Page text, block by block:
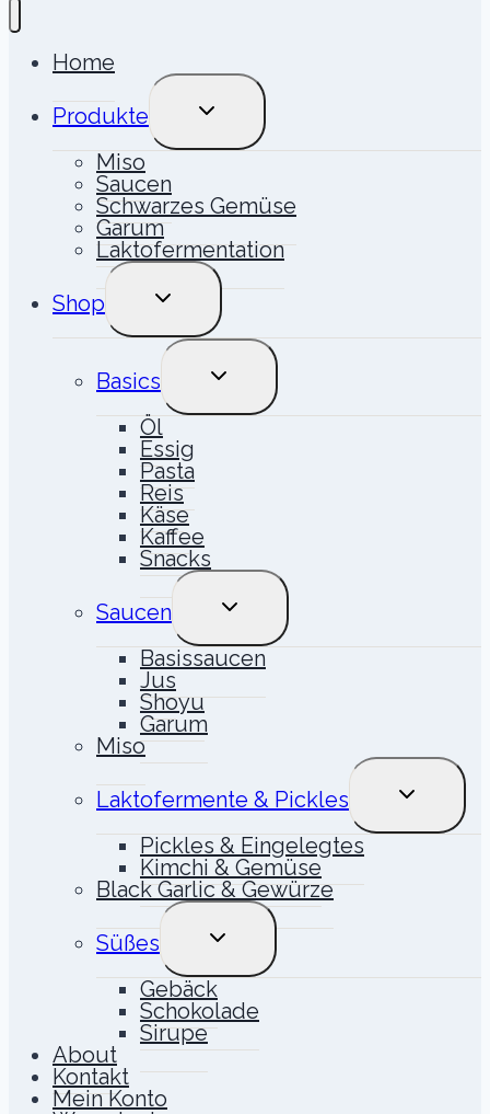
Home
Produkte
UNTERMENÜ
UMSCHALTEN
Miso
Saucen
Schwarzes Gemüse
Garum
Laktofermentation
Shop
UNTERMENÜ
UMSCHALTEN
Basics
UNTERMENÜ
UMSCHALTEN
Öl
Essig
Pasta
Reis
Käse
Kaffee
Snacks
Saucen
UNTERMENÜ
UMSCHALTEN
Basissaucen
Jus
Shoyu
Garum
Miso
Laktofermente & Pickles
Pickles & Eingelegtes
Kimchi & Gemüse
Black Garlic & Gewürze
Süßes
UNTERMENÜ
UMSCHALTEN
Gebäck
Schokolade
Sirupe
About
Kontakt
Mein Konto